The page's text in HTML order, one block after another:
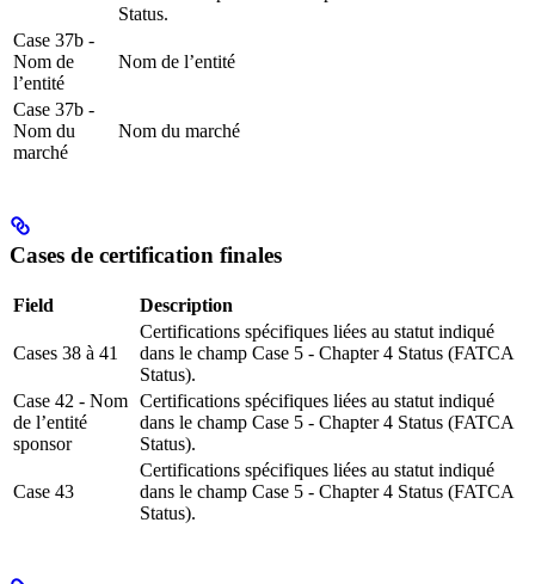
Status.
Case 37b -
Nom de
l’entité
Nom de l’entité
Case 37b -
Nom du
marché
Nom du marché
Cases de certification finales
Field Description
Cases 38 à 41
Certifications spécifiques liées au statut indiqué
dans le champ Case 5 - Chapter 4 Status (FATCA
Status).
Case 42 - Nom
de l’entité
sponsor
Certifications spécifiques liées au statut indiqué
dans le champ Case 5 - Chapter 4 Status (FATCA
Status).
Case 43
Certifications spécifiques liées au statut indiqué
dans le champ Case 5 - Chapter 4 Status (FATCA
Status).